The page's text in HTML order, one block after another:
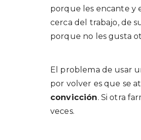
porque les encante y
cerca del trabajo, de
porque no les gusta
El problema de usar
por volver es que se
convicción. Si otra
veces.